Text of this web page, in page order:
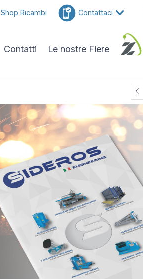
Contatti Le nostre Fiere
Shop Ricambi Contattaci